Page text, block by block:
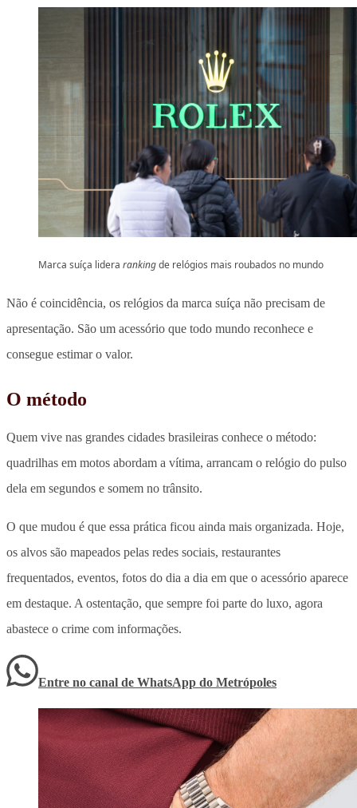
Marca suíça lidera rankingde relógios mais roubados no mundo
Não é coincidência, os relógios da marca suíça não precisam de
apresentação. São um acessório que todo mundo reconhece e
consegue estimar o valor.
O método
Quem vive nas grandes cidades brasileiras conhece o método:
quadrilhas em motos abordam a vítima, arrancam o relógio do pulso
dela em segundos e somem no trânsito.
O que mudou é que essa prática ficou ainda mais organizada. Hoje,
os alvos são mapeados pelas redes sociais, restaurantes
frequentados, eventos, fotos do dia a dia em que o acessório aparece
em destaque. A ostentação, que sempre foi parte do luxo, agora
abastece o crime com informações.
Entre no canal de WhatsApp do Metrópoles